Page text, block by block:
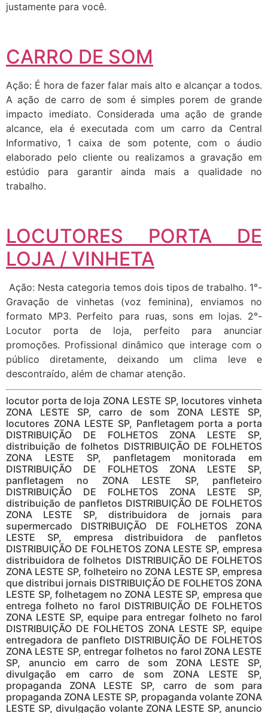
justamente para você.
CARRO DE SOM
Ação: É hora de fazer falar mais alto e alcançar a todos.
A ação de carro de som é simples porem de grande
impacto imediato. Considerada uma ação de grande
alcance, ela é executada com um carro da Central
Informativo, 1 caixa de som potente, com o áudio
elaborado pelo cliente ou realizamos a gravação em
estúdio para garantir ainda mais a qualidade no
trabalho.
LOCUTORES PORTA DE
LOJA / VINHETA
Ação: Nesta categoria temos dois tipos de trabalho. 1°-
Gravação de vinhetas (voz feminina), enviamos no
formato MP3. Perfeito para ruas, sons em lojas. 2°-
Locutor porta de loja, perfeito para anunciar
promoções. Profissional dinâmico que interage com o
público diretamente, deixando um clima leve e
descontraído, além de chamar atenção.
locutor porta de loja ZONA LESTE SP, locutores vinheta
ZONA LESTE SP, carro de som ZONA LESTE SP,
locutores ZONA LESTE SP, Panfletagem porta a porta
DISTRIBUIÇÃO DE FOLHETOS ZONA LESTE SP,
distribuição de folhetos DISTRIBUIÇÃO DE FOLHETOS
ZONA LESTE SP, panfletagem monitorada em
DISTRIBUIÇÃO DE FOLHETOS ZONA LESTE SP,
panfletagem no ZONA LESTE SP, panfleteiro
DISTRIBUIÇÃO DE FOLHETOS ZONA LESTE SP,
distribuição de panfletos DISTRIBUIÇÃO DE FOLHETOS
ZONA LESTE SP, distribuidora de jornais para
supermercado DISTRIBUIÇÃO DE FOLHETOS ZONA
LESTE SP, empresa distribuidora de panfletos
DISTRIBUIÇÃO DE FOLHETOS ZONA LESTE SP, empresa
distribuidora de folhetos DISTRIBUIÇÃO DE FOLHETOS
ZONA LESTE SP, folheteiro no ZONA LESTE SP, empresa
que distribui jornais DISTRIBUIÇÃO DE FOLHETOS ZONA
LESTE SP, folhetagem no ZONA LESTE SP, empresa que
entrega folheto no farol DISTRIBUIÇÃO DE FOLHETOS
ZONA LESTE SP, equipe para entregar folheto no farol
DISTRIBUIÇÃO DE FOLHETOS ZONA LESTE SP, equipe
entregadora de panfleto DISTRIBUIÇÃO DE FOLHETOS
ZONA LESTE SP, entregar folhetos no farol ZONA LESTE
SP, anuncio em carro de som ZONA LESTE SP,
divulgação em carro de som ZONA LESTE SP,
propaganda ZONA LESTE SP, carro de som para
propaganda ZONA LESTE SP, propaganda volante ZONA
LESTE SP, divulgação volante ZONA LESTE SP, anuncio